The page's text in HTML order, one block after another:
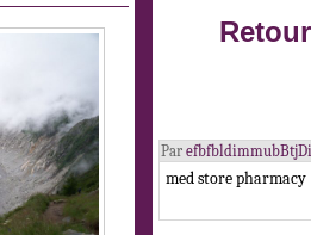
Par
med store